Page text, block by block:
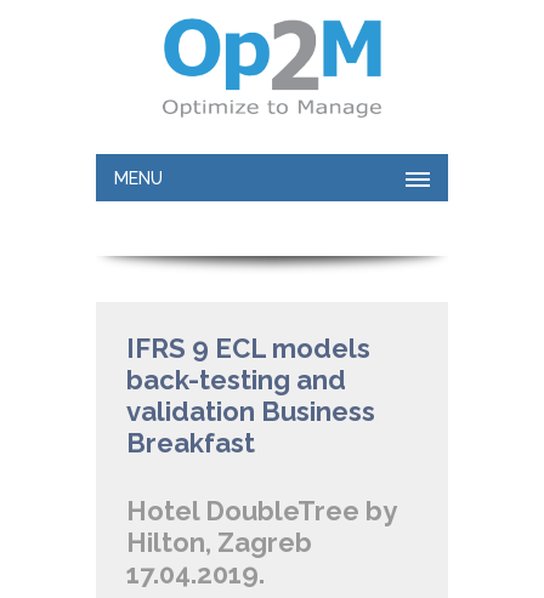
MENU
IFRS 9 ECL models
back-testing and
validation Business
Breakfast
Hotel DoubleTree by
Hilton, Zagreb
17.04.2019.